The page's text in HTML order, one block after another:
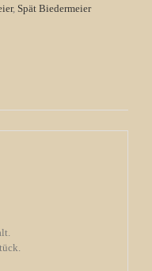
, Spät Biedermeier